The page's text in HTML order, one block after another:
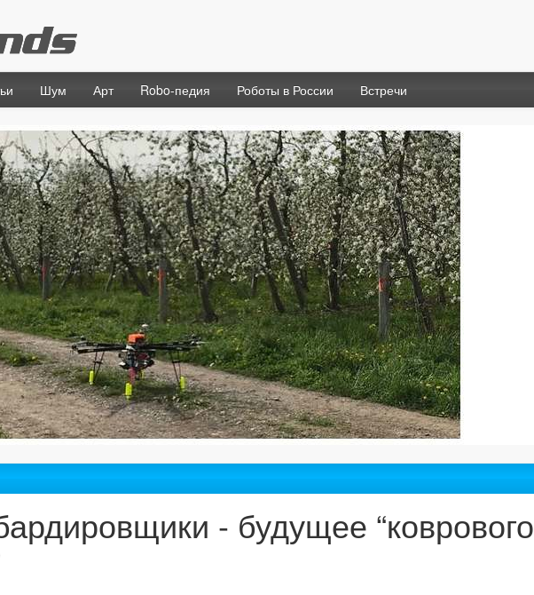
Шум Арт Robo-педия Роботы в России Встречи
- будущее “коврового